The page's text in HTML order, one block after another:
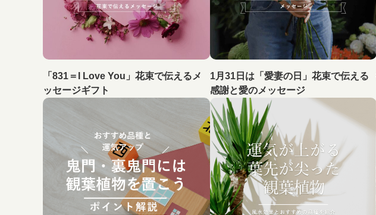
「831＝I Love You」花束で伝えるメ
ッセージギフト
1月31日は「愛妻の日」花束で伝える
感謝と愛のメッセージ